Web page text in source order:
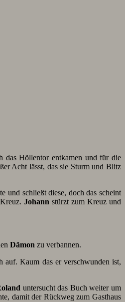
das Höllentor entkamen und für die
Acht lässt, das sie Sturm und Blitz
und schließt diese, doch das scheint
Kreuz.Johann stürzt zum Kreuz und
Dämon zu verbannen.
Kaum das er verschwunden ist,
untersucht das Buch weiter um
damit der Rückweg zum Gasthaus